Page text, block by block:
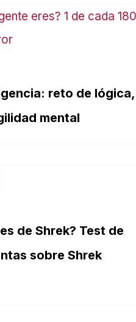
reto de lógica,
mental
de Shrek? Test de
sobre Shrek